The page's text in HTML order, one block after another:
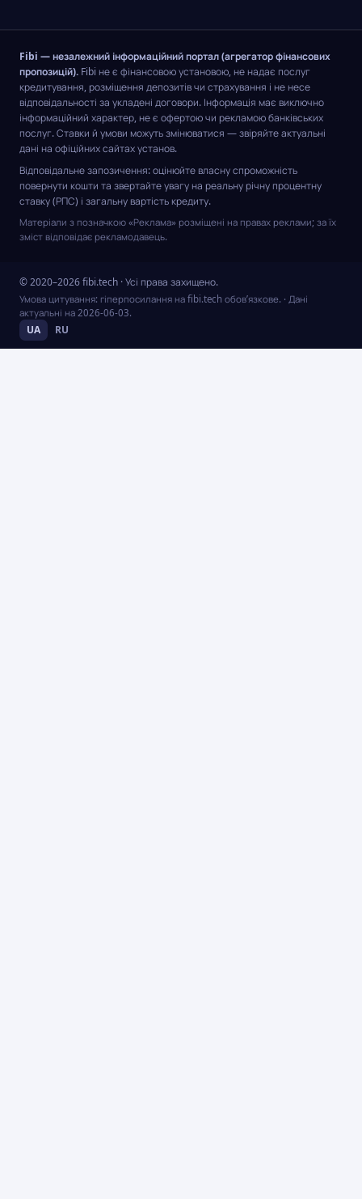
Fibi — незалежний інформаційний портал (агрегатор фінансових
пропозицій). Fibi не є фінансовою установою, не надає послуг
кредитування, розміщення депозитів чи страхування і не несе
відповідальності за укладені договори. Інформація має виключно
інформаційний характер, не є офертою чи рекламою банківських
послуг. Ставки й умови можуть змінюватися — звіряйте актуальні
дані на офіційних сайтах установ.
Відповідальне запозичення: оцінюйте власну спроможність
повернути кошти та звертайте увагу на реальну річну процентну
ставку (РПС) і загальну вартість кредиту.
Матеріали з позначкою «Реклама» розміщені на правах реклами; за їх
зміст відповідає рекламодавець.
© 2020–2026 fibi.tech · Усі права захищено.
Умова цитування: гіперпосилання на fibi.tech обов’язкове. · Дані
актуальні на 2026-06-03.
UA RU